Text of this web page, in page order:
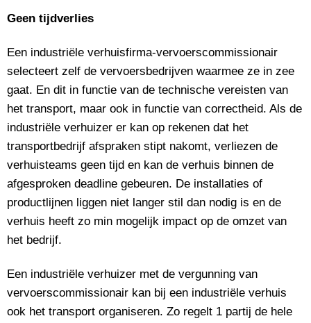
Geen tijdverlies
Een industriële verhuisfirma-vervoerscommissionair
selecteert zelf de vervoersbedrijven waarmee ze in zee
gaat. En dit in functie van de technische vereisten van
het transport, maar ook in functie van correctheid. Als de
industriële verhuizer er kan op rekenen dat het
transportbedrijf afspraken stipt nakomt, verliezen de
verhuisteams geen tijd en kan de verhuis binnen de
afgesproken deadline gebeuren. De installaties of
productlijnen liggen niet langer stil dan nodig is en de
verhuis heeft zo min mogelijk impact op de omzet van
het bedrijf.
Een industriële verhuizer met de vergunning van
vervoerscommissionair kan bij een industriële verhuis
ook het transport organiseren. Zo regelt 1 partij de hele